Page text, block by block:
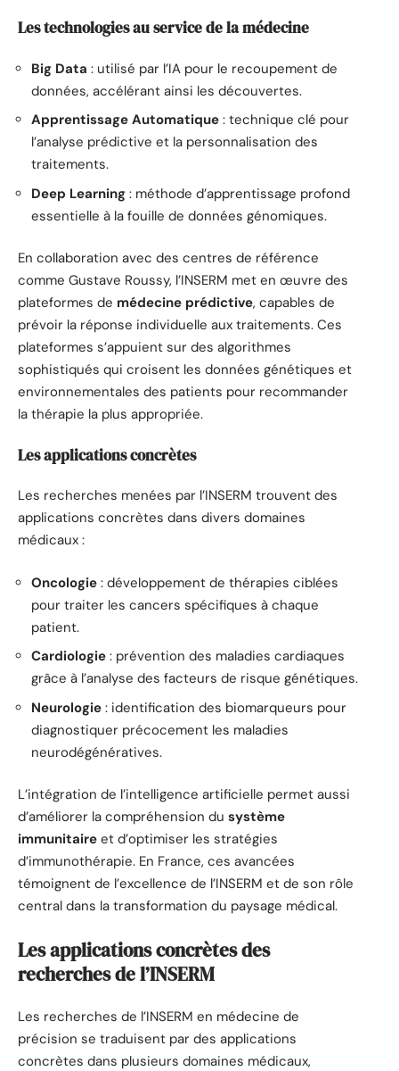
Les technologies au service de la médecine
Big Data : utilisé par l’IA pour le recoupement de
données, accélérant ainsi les découvertes.
Apprentissage Automatique : technique clé pour
l’analyse prédictive et la personnalisation des
traitements.
Deep Learning : méthode d’apprentissage profond
essentielle à la fouille de données génomiques.
En collaboration avec des centres de référence
comme Gustave Roussy, l’INSERM met en œuvre des
plateformes de médecine prédictive, capables de
prévoir la réponse individuelle aux traitements. Ces
plateformes s’appuient sur des algorithmes
sophistiqués qui croisent les données génétiques et
environnementales des patients pour recommander
la thérapie la plus appropriée.
Les applications concrètes
Les recherches menées par l’INSERM trouvent des
applications concrètes dans divers domaines
médicaux :
Oncologie : développement de thérapies ciblées
pour traiter les cancers spécifiques à chaque
patient.
Cardiologie : prévention des maladies cardiaques
grâce à l’analyse des facteurs de risque génétiques.
Neurologie : identification des biomarqueurs pour
diagnostiquer précocement les maladies
neurodégénératives.
L’intégration de l’intelligence artificielle permet aussi
d’améliorer la compréhension du système
immunitaire et d’optimiser les stratégies
d’immunothérapie. En France, ces avancées
témoignent de l’excellence de l’INSERM et de son rôle
central dans la transformation du paysage médical.
Les applications concrètes des
recherches de l’INSERM
Les recherches de l’INSERM en médecine de
précision se traduisent par des applications
concrètes dans plusieurs domaines médicaux,